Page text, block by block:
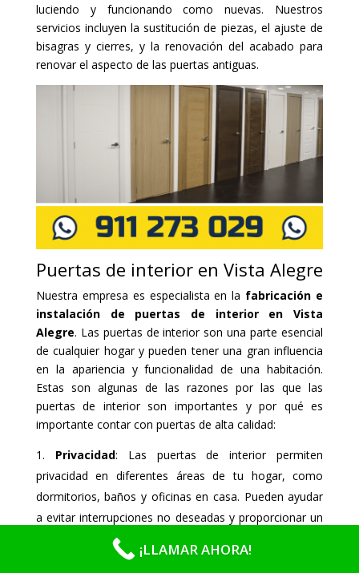
luciendo y funcionando como nuevas. Nuestros
servicios incluyen la sustitución de piezas, el ajuste de
bisagras y cierres, y la renovación del acabado para
renovar el aspecto de las puertas antiguas.
Puertas de interior en Vista Alegre
Nuestra empresa es especialista en la fabricación e
instalación de puertas de interior en Vista
Alegre. Las puertas de interior son una parte esencial
de cualquier hogar y pueden tener una gran influencia
en la apariencia y funcionalidad de una habitación.
Estas son algunas de las razones por las que las
puertas de interior son importantes y por qué es
importante contar con puertas de alta calidad:
Privacidad: Las puertas de interior permiten
privacidad en diferentes áreas de tu hogar, como
dormitorios, baños y oficinas en casa. Pueden ayudar
a evitar interrupciones no deseadas y proporcionar un
espacio privado para ti o tu familia.
: Las puertas de interior pueden
¡LLAMAR AHORA!